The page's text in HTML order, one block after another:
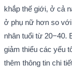
khắp thế giới, ở cả
ở phụ nữ hơn so
nhân tuổi từ 20−40.
giảm thiểu các yếu
thêm thông tin chi